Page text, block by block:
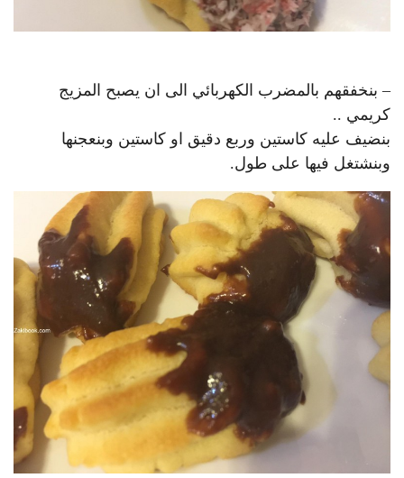
– بنخفقهم بالمضرب الكهربائي الى ان يصبح المزيج
كريمي ..
بنضيف عليه كاستين وربع دقيق او كاستين وبنعجنها
وبنشتغل فيها على طول.